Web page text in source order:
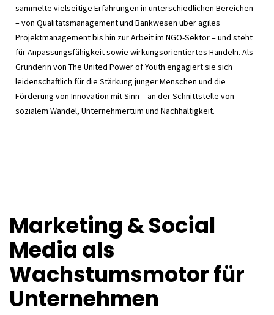
sammelte vielseitige Erfahrungen in unterschiedlichen Bereichen
– von Qualitätsmanagement und Bankwesen über agiles
Projektmanagement bis hin zur Arbeit im NGO-Sektor – und steht
für Anpassungsfähigkeit sowie wirkungsorientiertes Handeln. Als
Gründerin von The United Power of Youth engagiert sie sich
leidenschaftlich für die Stärkung junger Menschen und die
Förderung von Innovation mit Sinn – an der Schnittstelle von
sozialem Wandel, Unternehmertum und Nachhaltigkeit.
Marketing & Social
Media als
Wachstumsmotor für
Unternehmen